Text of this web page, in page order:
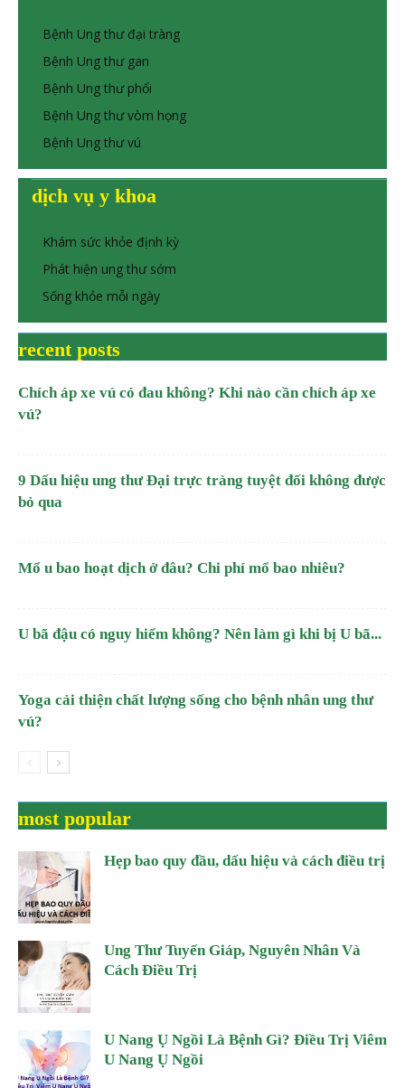
Bệnh Ung thư đại tràng
Bệnh Ung thư gan
Bệnh Ung thư phổi
Bệnh Ung thư vòm họng
Bệnh Ung thư vú
dịch vụ y khoa
Khám sức khỏe định kỳ
Phát hiện ung thư sớm
Sống khỏe mỗi ngày
recent posts
Chích áp xe vú có đau không? Khi nào cần chích áp xe
vú?
9 Dấu hiệu ung thư Đại trực tràng tuyệt đối không được
bỏ qua
Mổ u bao hoạt dịch ở đâu? Chi phí mổ bao nhiêu?
U bã đậu có nguy hiểm không? Nên làm gì khi bị U bã...
Yoga cải thiện chất lượng sống cho bệnh nhân ung thư
vú?
most popular
Hẹp bao quy đầu, dấu hiệu và cách điều trị
Ung Thư Tuyến Giáp, Nguyên Nhân Và
Cách Điều Trị
U Nang Ụ Ngồi Là Bệnh Gì? Điều Trị Viêm
U Nang Ụ Ngồi